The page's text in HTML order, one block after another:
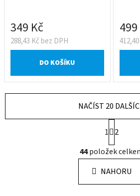
288,43 Kč bez DPH
349 Kč
DO KOŠÍKU
O
v
l
á
d
NAČÍST 20
S
t
r
á
n
k
1
2
44položek
NAHORU